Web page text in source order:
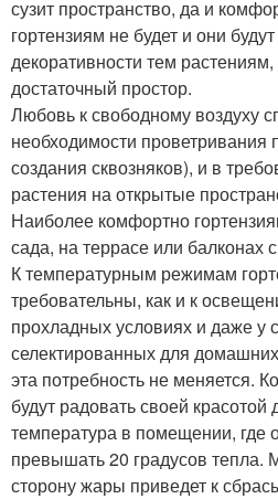
сузит пространство, да и
гортензиям не будет и они
декоративности тем
достаточный простор.
Любовь к свободному воздуху
необходимости проветривания
создания сквозняков), и в
растения на открытые
Наиболее комфортно
сада, на террасе или балконах
К температурным режимам
требовательны, как и к
прохладных условиях и даже у
селектированных для
эта потребность не меняется.
будут радовать своей красотой
температура в помещении, где
превышать 20 градусов тепла.
сторону жары приведет к